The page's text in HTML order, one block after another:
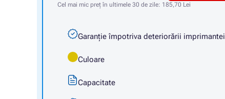
Cel mai mic preț în ultimele 30 de zile: 185,70 Lei
Garanție împotriva deteriorării imprimantei
Culoare
Capacitate